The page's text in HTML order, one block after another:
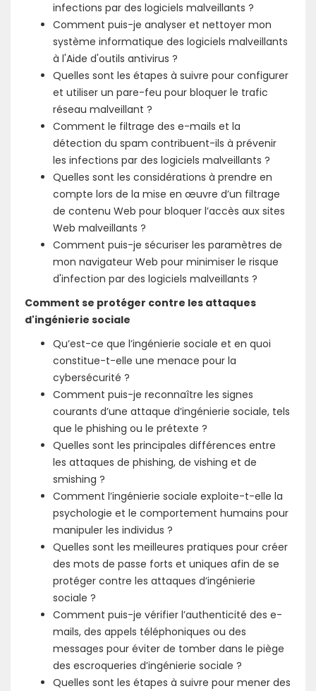
infections par des logiciels malveillants ?
Comment puis-je analyser et nettoyer mon
système informatique des logiciels malveillants
à l'Aide d'outils antivirus ?
Quelles sont les étapes à suivre pour configurer
et utiliser un pare-feu pour bloquer le trafic
réseau malveillant ?
Comment le filtrage des e-mails et la
détection du spam contribuent-ils à prévenir
les infections par des logiciels malveillants ?
Quelles sont les considérations à prendre en
compte lors de la mise en œuvre d’un filtrage
de contenu Web pour bloquer l’accès aux sites
Web malveillants ?
Comment puis-je sécuriser les paramètres de
mon navigateur Web pour minimiser le risque
d'infection par des logiciels malveillants ?
Comment se protéger contre les attaques
d'ingénierie sociale
Qu’est-ce que l’ingénierie sociale et en quoi
constitue-t-elle une menace pour la
cybersécurité ?
Comment puis-je reconnaître les signes
courants d’une attaque d’ingénierie sociale, tels
que le phishing ou le prétexte ?
Quelles sont les principales différences entre
les attaques de phishing, de vishing et de
smishing ?
Comment l’ingénierie sociale exploite-t-elle la
psychologie et le comportement humains pour
manipuler les individus ?
Quelles sont les meilleures pratiques pour créer
des mots de passe forts et uniques afin de se
protéger contre les attaques d’ingénierie
sociale ?
Comment puis-je vérifier l’authenticité des e-
mails, des appels téléphoniques ou des
messages pour éviter de tomber dans le piège
des escroqueries d’ingénierie sociale ?
Quelles sont les étapes à suivre pour mener des